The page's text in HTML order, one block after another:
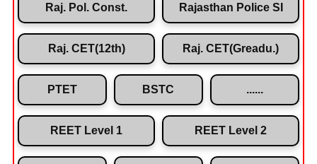
Raj. Pol. Const. Rajasthan Police SI
Raj. CET(12th) Raj. CET(Greadu.)
PTET BSTC
REET Level 1 REET Level 2